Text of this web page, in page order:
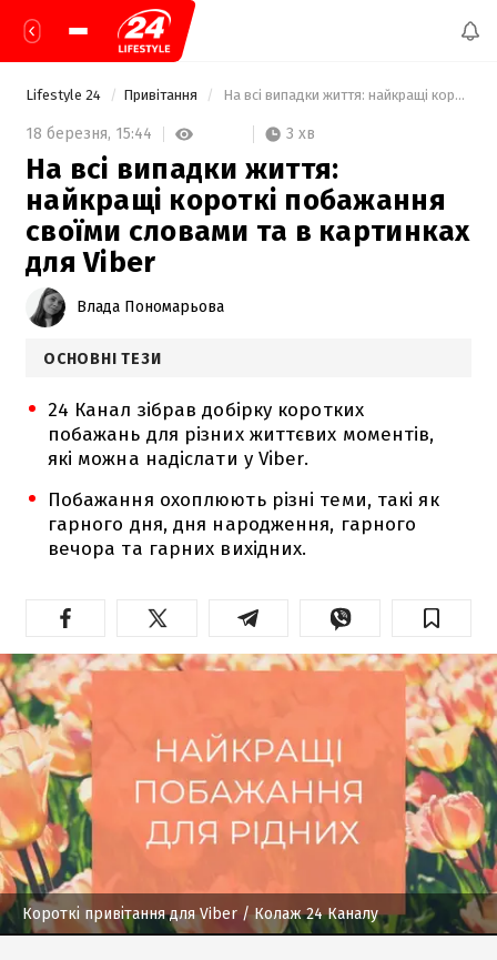
Lifestyle 24 Привітання На всі випадки життя: найкращі короткі побажання своїми словами та в картинках для Viber
18 березня, 15:44 3 хв
На всі випадки життя:
найкращі короткі побажання
своїми словами та в картинках
для Viber
Влада Пономарьова
ОСНОВНІ ТЕЗИ
24 Канал зібрав добірку коротких
побажань для різних життєвих моментів,
які можна надіслати у Viber.
Побажання охоплюють різні теми, такі як
гарного дня, дня народження, гарного
вечора та гарних вихідних.
Короткі привітання для Viber / Колаж 24 Каналу